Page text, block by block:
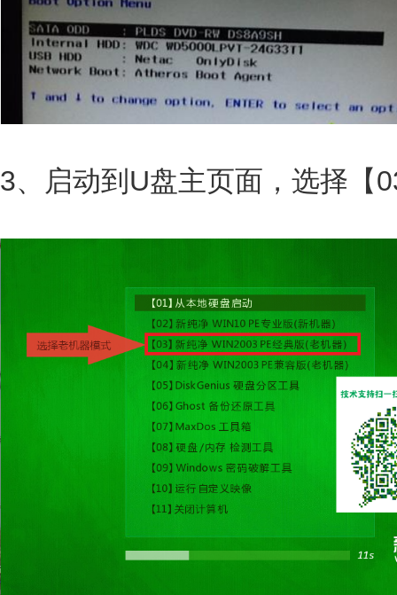
3、启动到U盘主页面，选择【